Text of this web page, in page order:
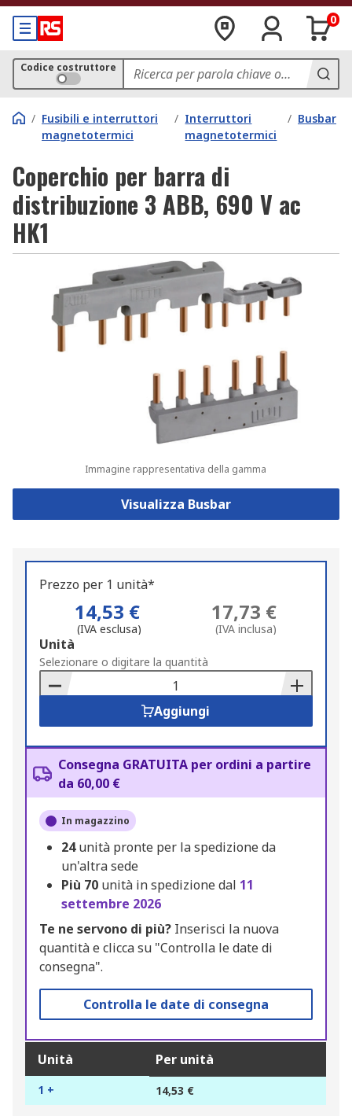
0
Codice costruttore
/ Fusibili e interruttori
magnetotermici
/ Interruttori
magnetotermici
/ Busbar
Coperchio per barra di
distribuzione 3 ABB, 690 V ac
HK1
Immagine rappresentativa della gamma
Visualizza Busbar
Prezzo per 1 unità*
14,53 €
(IVA esclusa)
17,73 €
(IVA inclusa)
Add
to
Basket
Unità
Selezionare o digitare la quantità
Aggiungi
Consegna GRATUITA per ordini a partire
da 60,00 €
In magazzino
24unità pronte per la spedizione da
un'altra sede
Più 70 unità in spedizione dal 11
settembre 2026
Te ne servono di più? Inserisci la nuova
quantità e clicca su "Controlla le date di
consegna".
Controlla le date di consegna
Unità Per unità
1 + 14,53 €